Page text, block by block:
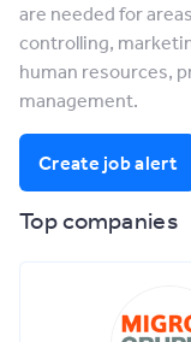
are needed for
controlling,
human resources,
management.
Create job alert
Top companies